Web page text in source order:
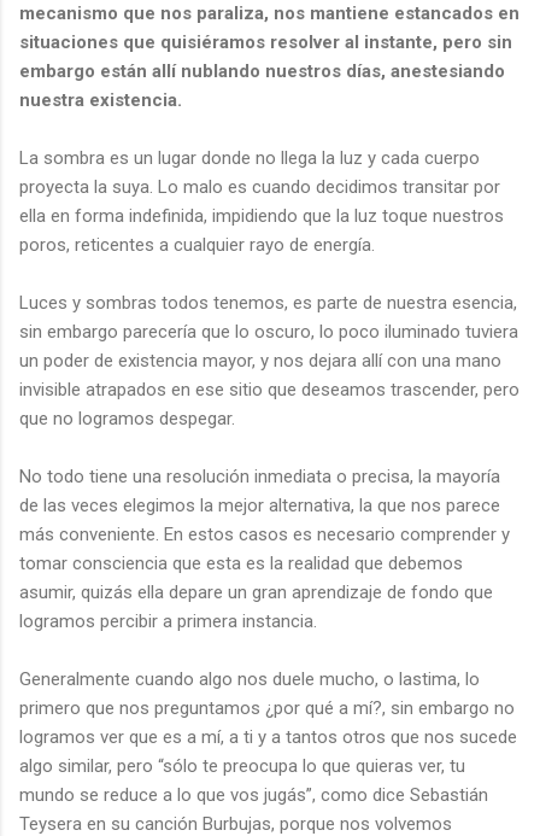
mecanismo que nos paraliza, nos mantiene estancados en
situaciones que quisiéramos resolver al instante, pero sin
embargo están allí nublando nuestros días, anestesiando
nuestra existencia.
La sombra es un lugar donde no llega la luz y cada cuerpo
proyecta la suya. Lo malo es cuando decidimos transitar por
ella en forma indefinida, impidiendo que la luz toque nuestros
poros, reticentes a cualquier rayo de energía.
Luces y sombras todos tenemos, es parte de nuestra esencia,
sin embargo parecería que lo oscuro, lo poco iluminado tuviera
un poder de existencia mayor, y nos dejara allí con una mano
invisible atrapados en ese sitio que deseamos trascender, pero
que no logramos despegar.
No todo tiene una resolución inmediata o precisa, la mayoría
de las veces elegimos la mejor alternativa, la que nos parece
más conveniente. En estos casos es necesario comprender y
tomar consciencia que esta es la realidad que debemos
asumir, quizás ella depare un gran aprendizaje de fondo que
logramos percibir a primera instancia.
Generalmente cuando algo nos duele mucho, o lastima, lo
primero que nos preguntamos ¿por qué a mí?, sin embargo no
logramos ver que es a mí, a ti y a tantos otros que nos sucede
algo similar, pero “sólo te preocupa lo que quieras ver, tu
mundo se reduce a lo que vos jugás”, como dice Sebastián
Teysera en su canción Burbujas, porque nos volvemos